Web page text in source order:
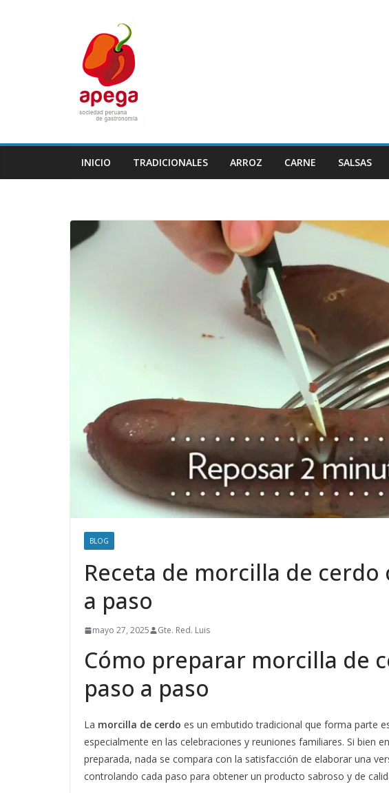
INICIO TRADICIONALES ARROZ CARNE SALSAS
BLOG
Receta de morcilla de cerdo
a paso
mayo 27, 2025 Gte. Red. Luis
Cómo preparar morcilla de
paso a paso
La morcilla de cerdo es un embutido tradicional que forma parte
especialmente en las celebraciones y reuniones familiares. Si bien
preparada, nada se compara con la satisfacción de elaborar una
controlando cada paso para obtener un producto sabroso y de